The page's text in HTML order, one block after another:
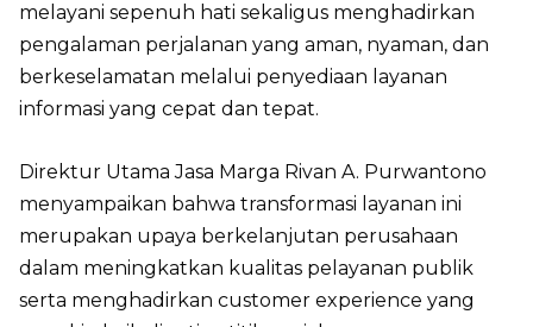
melayani sepenuh hati sekaligus menghadirkan
pengalaman perjalanan yang aman, nyaman, dan
berkeselamatan melalui penyediaan layanan
informasi yang cepat dan tepat.
Direktur Utama Jasa Marga Rivan A. Purwantono
menyampaikan bahwa transformasi layanan ini
merupakan upaya berkelanjutan perusahaan
dalam meningkatkan kualitas pelayanan publik
serta menghadirkan customer experience yang